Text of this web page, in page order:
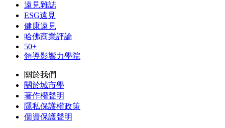
遠見雜誌
ESG遠見
健康遠見
哈佛商業評論
50+
領導影響力學院
關於我們
關於城市學
著作權聲明
隱私保護權政策
個資保護聲明